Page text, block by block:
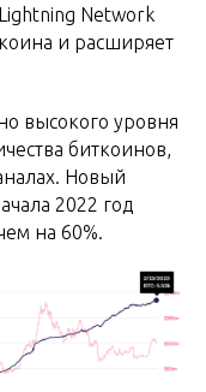
Network
и расширяет
высокого уровня
биткоинов,
Новый
2022 год
на 60%.